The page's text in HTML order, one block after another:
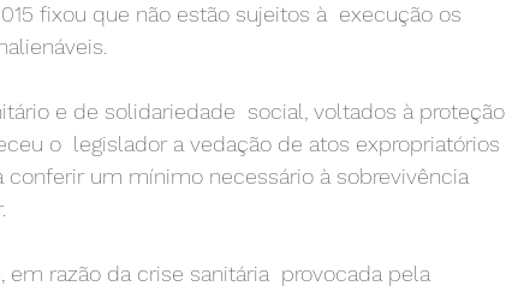
fixou que não estão sujeitos à  execução os
e de solidariedade  social, voltados à proteção
o  legislador a vedação de atos expropriatórios
um mínimo necessário à sobrevivência
razão da crise sanitária  provocada pela